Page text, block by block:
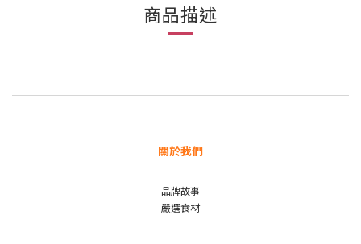
商品描述
關於我們
品牌故事
嚴選食材